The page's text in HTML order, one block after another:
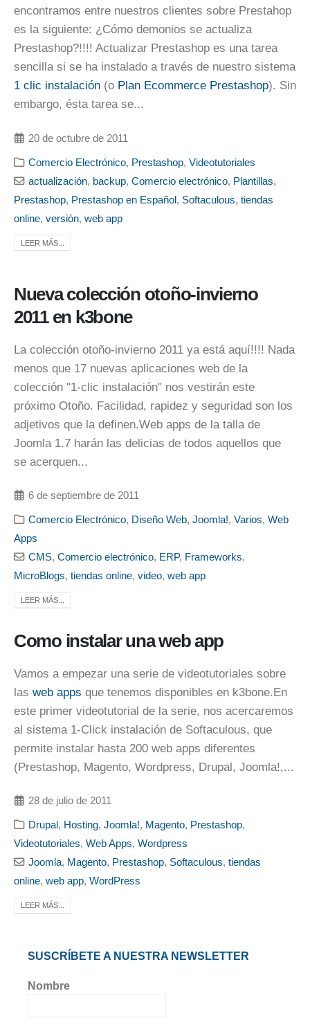
encontramos entre nuestros clientes sobre Prestahop
es la siguiente: ¿Cómo demonios se actualiza
Prestashop?!!!! Actualizar Prestashop es una tarea
sencilla si se ha instalado a través de nuestro sistema
1 clic instalación (o Plan Ecommerce Prestashop). Sin
embargo, ésta tarea se...
20 de octubre de 2011
Comercio Electrónico, Prestashop,Videotutoriales
actualización, backup,Comercio electrónico, Plantillas,
Prestashop, Prestashop en Español, Softaculous, tiendas
online, versión, web app
LEER MÁS...
Nueva colección otoño-invierno
2011 en k3bone
La colección otoño-invierno 2011 ya está aquí!!!! Nada
menos que 17 nuevas aplicaciones web de la
colección "1-clic instalación" nos vestirán este
próximo Otoño. Facilidad, rapidez y seguridad son los
adjetivos que la definen.Web apps de la talla de
Joomla 1.7 harán las delicias de todos aquellos que
se acerquen...
6 de septiembre de 2011
Comercio Electrónico, Diseño Web,Joomla!,Varios,Web
Apps
CMS,Comercio electrónico, ERP, Frameworks,
MicroBlogs, tiendas online, video, web app
LEER MÁS...
Como instalar una web app
Vamos a empezar una serie de videotutoriales sobre
las web apps que tenemos disponibles en k3bone.En
este primer videotutorial de la serie, nos acercaremos
al sistema 1-Click instalación de Softaculous, que
permite instalar hasta 200 web apps diferentes
(Prestashop, Magento, Wordpress, Drupal, Joomla!,...
28 de julio de 2011
Drupal, Hosting,Joomla!, Magento, Prestashop,
Videotutoriales, Web Apps, Wordpress
Joomla, Magento, Prestashop, Softaculous,tiendas
online, web app, WordPress
LEER MÁS...
SUSCRÍBETE A NUESTRA NEWSLETTER
Nombre